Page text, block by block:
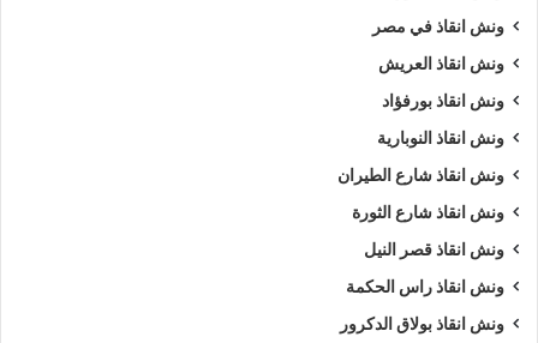
ونش انقاذ في مصر
ونش انقاذ العريش
ونش انقاذ بورفؤاد
ونش انقاذ النوبارية
ونش انقاذ شارع الطيران
ونش انقاذ شارع الثورة
ونش انقاذ قصر النيل
ونش انقاذ راس الحكمة
ونش انقاذ بولاق الدكرور